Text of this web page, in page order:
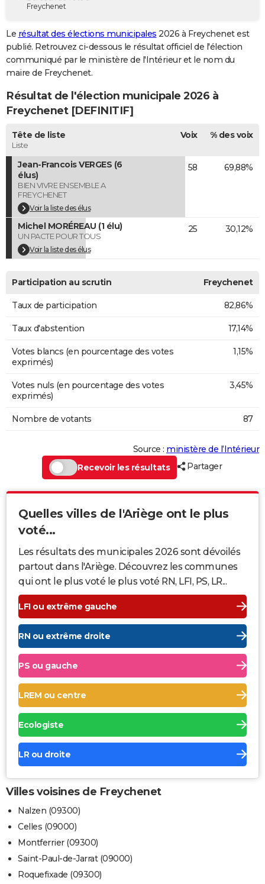
Destinations
City break
Voyage nature
Voyage de noces
Forum
GUIDES D'ACHAT
BONS PLANS
Carte de Noël
Carte Bonne année
Carte Saint-Valentin
Carte Pâques
Carte d'anniversaire
DICTIONNAIRE
Dictionnaire
Biographies
Citations
Expressions
Proverbes
PROGRAMME TV
COPAINS D'AVANT
S'inscrire
Se connecter
Lycées
Collèges
Primaires
Universités
Entreprises
Service militaire
Avis de recherche
AVIS DE DÉCÈS
FORUM
Bricolage
Lifestyle
Culture
Sport
Auto
Television
Voyage
Cinema
Freychenet
Le résultat des élections municipales 2026 à Freychenet est
publié. Retrouvez ci-dessous le résultat officiel de l'élection
communiqué par le ministère de l'Intérieur et le nom du
maire de Freychenet.
Résultat de l'élection municipale 2026 à
Freychenet [DEFINITIF]
Tête de liste
Liste
Voix % des voix
Jean-Francois VERGES (6
élus)
BIEN VIVRE ENSEMBLE A
FREYCHENET
Voir la liste des élus
58 69,88%
Michel MORÉREAU (1 élu)
UN PACTE POUR TOUS
Voir la liste des élus
25 30,12%
Participation au scrutin Freychenet
Taux de participation 82,86%
Taux d'abstention 17,14%
Votes blancs (en pourcentage des votes
exprimés)
1,15%
Votes nuls (en pourcentage des votes
exprimés)
3,45%
Nombre de votants 87
Source : ministère de l’Intérieur
Recevoir les résultats
Partager
Quelles villes de l'Ariège ont le plus
voté...
Les résultats des municipales 2026 sont dévoilés
partout dans l'Ariège. Découvrez les communes
qui ont le plus voté le plus voté RN, LFI, PS, LR...
LFI ou extrême gauche
RN ou extrême droite
PS ou gauche
LREM ou centre
Ecologiste
LR ou droite
Villes voisines de Freychenet
Nalzen (09300)
Celles (09000)
Montferrier (09300)
Saint-Paul-de-Jarrat (09000)
Roquefixade (09300)